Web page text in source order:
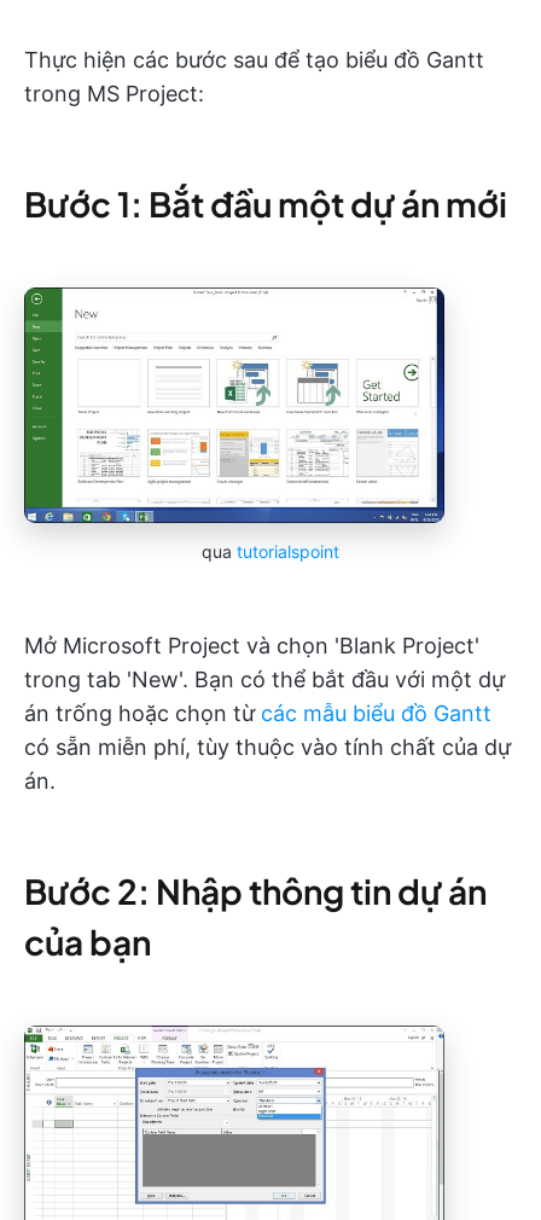
Thực hiện các bước sau để tạo biểu đồ Gantt
trong MS Project:
Bước 1: Bắt đầu một dự án mới
qua tutorialspoint
Mở Microsoft Project và chọn 'Blank Project'
trong tab 'New'. Bạn có thể bắt đầu với một dự
án trống hoặc chọn từ các mẫu biểu đồ Gantt
có sẵn miễn phí, tùy thuộc vào tính chất của dự
án.
Bước 2: Nhập thông tin dự án
của bạn